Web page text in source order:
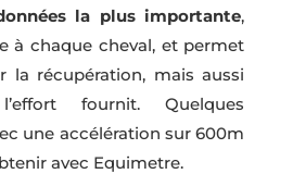
la plus importante,
à chaque cheval, et permet
la récupération, mais aussi
fournit. Quelques
une accélération sur 600m
avec Equimetre.